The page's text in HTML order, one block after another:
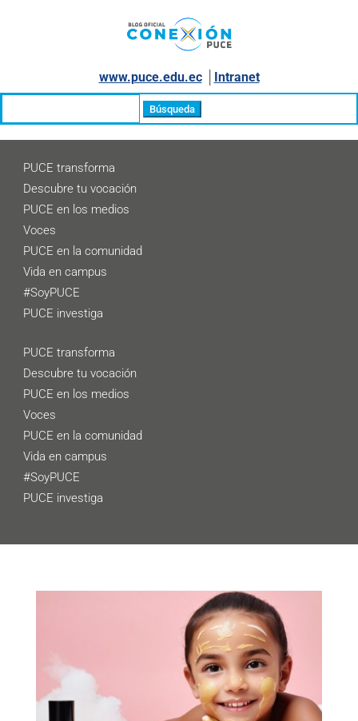
www.puce.edu.ec│ Intranet
PUCE transforma
Descubre tu vocación
PUCE en los medios
Voces
PUCE en la comunidad
Vida en campus
#SoyPUCE
PUCE investiga
PUCE transforma
Descubre tu vocación
PUCE en los medios
Voces
PUCE en la comunidad
Vida en campus
#SoyPUCE
PUCE investiga